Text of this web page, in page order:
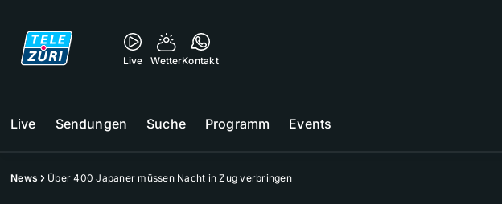
Live WetterKontakt
Live Sendungen Suche Programm Events
News Über 400 Japaner müssen Nacht in Zug verbringen